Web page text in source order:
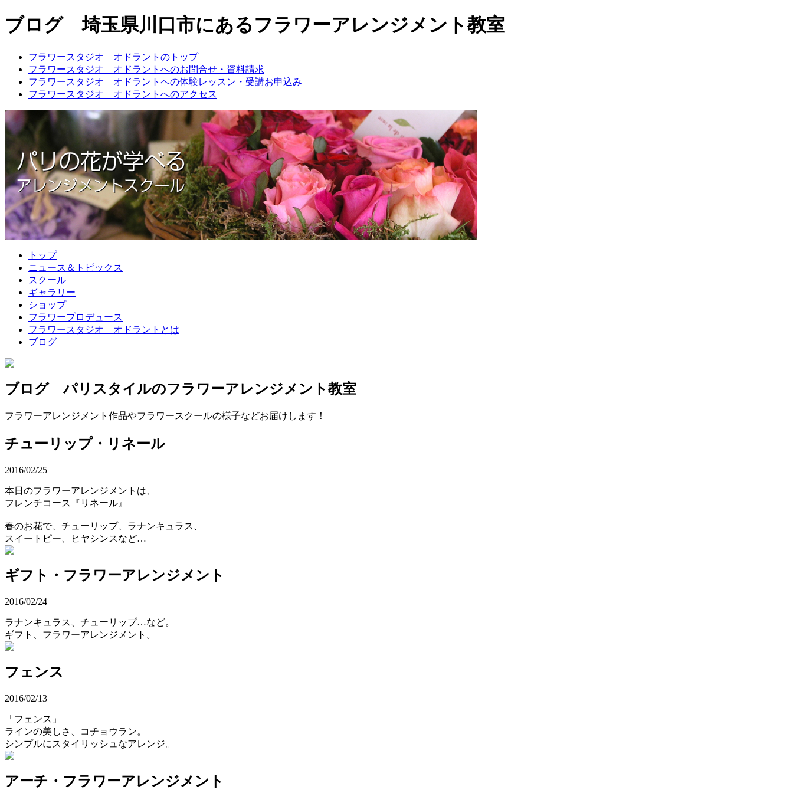
ブログ 埼玉県川口市にあるフラワーアレンジメント教室
フラワースタジオ オドラントのトップ
フラワースタジオ オドラントへのお問合せ・資料請求
フラワースタジオ オドラントへの体験レッスン・受講お申込み
フラワースタジオ オドラントへのアクセス
トップ
ニュース＆トピックス
スクール
ギャラリー
ショップ
フラワープロデュース
フラワースタジオ オドラントとは
ブログ
ブログ パリスタイルのフラワーアレンジメント教室
フラワーアレンジメント作品やフラワースクールの様子などお届けします！
チューリップ・リネール
2016/02/25
本日のフラワーアレンジメントは、
フレンチコース『リネール』
春のお花で、チューリップ、ラナンキュラス、
スイートピー、ヒヤシンスなど…
ギフト・フラワーアレンジメント
2016/02/24
ラナンキュラス、チューリップ…など。
ギフト、フラワーアレンジメント。
フェンス
2016/02/13
「フェンス」
ラインの美しさ、コチョウラン。
シンプルにスタイリッシュなアレンジ。
アーチ・フラワーアレンジメント